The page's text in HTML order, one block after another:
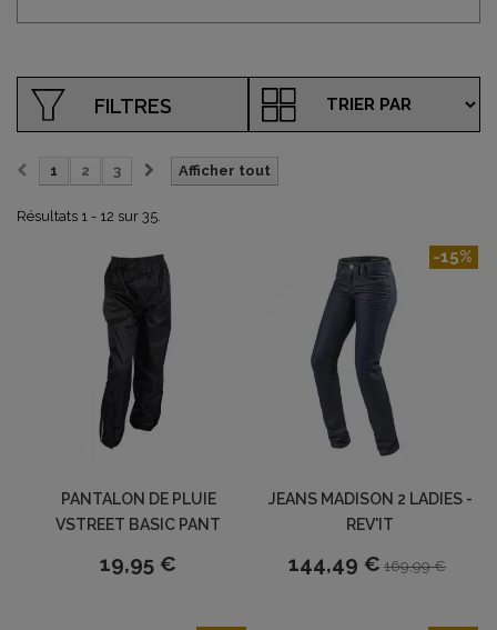
FILTRES
Afficher tout
1 2 3
Résultats 1 - 12 sur 35.
PANTALON DE PLUIE
VSTREET BASIC PANT
19,95 €
JEANS MADISON 2 LADIES -
REV'IT
144,49 € 169,99 €
-15%